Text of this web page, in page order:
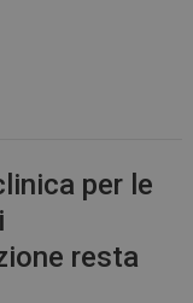
per le
resta
5 mesi 3